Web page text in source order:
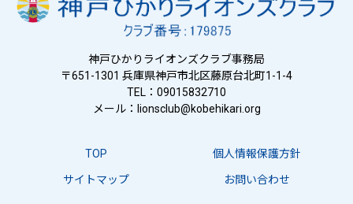
神戸ひかりライオンズクラブ事務局
〒651-1301 兵庫県神戸市北区藤原台北町1-1-4
TEL：09015832710
メール： lionsclub@kobehikari.org
TOP 個人情報保護方針
サイトマップ お問い合わせ